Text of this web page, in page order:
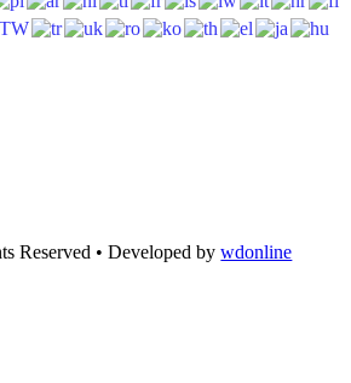
Reserved • Developed bywdonline